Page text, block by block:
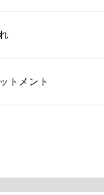
トメント